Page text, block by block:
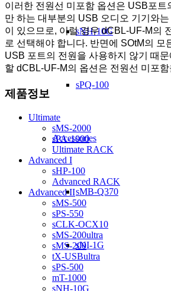
sNH-10G
sPQ-100
Accessories
sMB-Q370
sNI-1G
이러한 전원선 미포함 옵션은 USB포트
만 하는 대부분의 USB 오디오 기기와
이 있으므로, 이럴 경우 dCBL-UF-M의
로 선택해야 합니다. 반면에 SOtM의 모
USB 포트의 전원을 사용하지 않기 때
할 dCBL-UF-M의 옵션은 전원선 미포
제품정보
Ultimate
sMS-2000
sPA-1000
Ultimate RACK
Advanced I
sHP-100
Advanced RACK
Advanced II
sMS-500
sPS-550
sCLK-OCX10
sMS-200ultra
sMS-200
tX-USBultra
sPS-500
mT-1000
sNH-10G